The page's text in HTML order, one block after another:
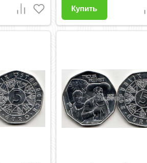
Купить